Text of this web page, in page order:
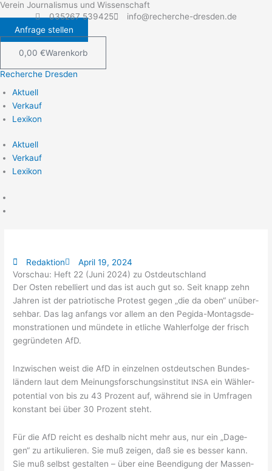
Zum
Inhalt
springen
Verein Journalismus und Wissenschaft
035267 539425
info@recherche-dresden.de
Anfrage stellen
0,00 €Warenkorb
Recherche Dresden
Aktuell
Verkauf
Lexikon
Aktuell
Verkauf
Lexikon
Redaktion
April 19, 2024
Vorschau: Heft 22 (Juni 2024) zu Ostdeutschland
Der Osten rebel­liert und das ist auch gut so. Seit knapp zehn
Jah­ren ist der patrio­ti­sche Pro­test gegen „die da oben“ unüber­
seh­bar. Das lag anfangs vor allem an den Pegi­da-Mon­tags­de­
mons­tra­tio­nen und mün­de­te in etli­che Wahl­er­fol­ge der frisch
gegrün­de­ten AfD.
Inzwi­schen weist die AfD in ein­zel­nen ost­deut­schen Bun­des­
län­dern laut dem Mei­nungs­for­schungs­in­sti­tut INSA ein Wäh­ler­
po­ten­ti­al von bis zu 43 Pro­zent auf, wäh­rend sie in Umfra­gen
kon­stant bei über 30 Pro­zent steht.
Für die AfD reicht es des­halb nicht mehr aus, nur ein „Dage­
gen“ zu arti­ku­lie­ren. Sie muß zei­gen, daß sie es bes­ser kann.
Sie muß selbst gestal­ten – über eine Been­di­gung der Mas­sen­